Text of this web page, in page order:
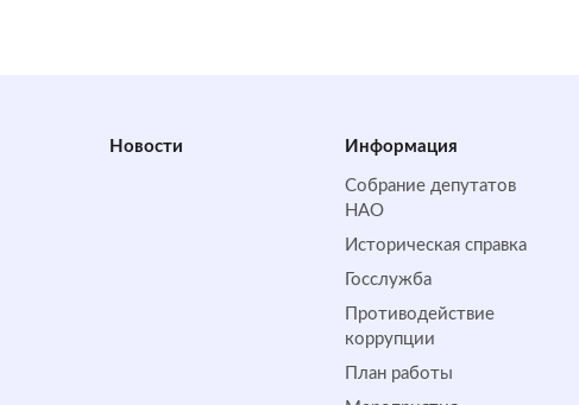
Новости Информация
Собрание депутатов
НАО
Историческая справка
Госслужба
Противодействие
коррупции
План работы